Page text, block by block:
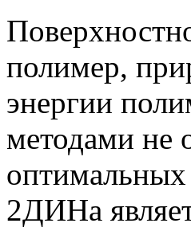
полимер,
энергии
методами не
оптимальных
2ДИНа